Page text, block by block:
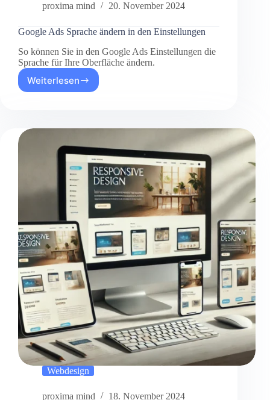
proxima mind 20. November 2024
Google Ads Sprache ändern in den Einstellungen
So können Sie in den Google Ads Einstellungen die
Sprache für Ihre Oberfläche ändern.
Weiterlesen
Webdesign
proxima mind 18. November 2024